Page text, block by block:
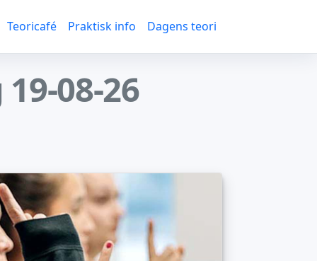
Teoricafé Praktisk info Dagens teori
08-26